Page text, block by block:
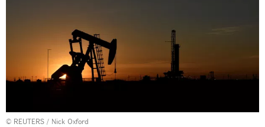
© REUTERS / Nick Oxford